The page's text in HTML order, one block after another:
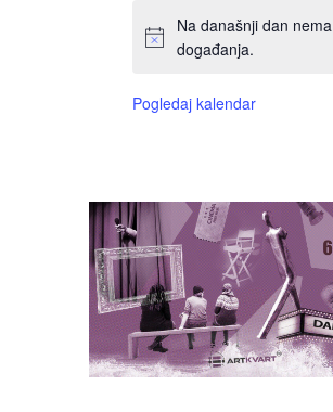
Na današnji dan nema
događanja.
Pogledaj kalendar